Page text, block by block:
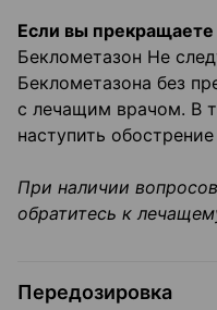
Если вы
Беклометазон Не
Беклометазона без
с лечащим врачом. В
наступить
При наличии
обратитесь к
Передозировка